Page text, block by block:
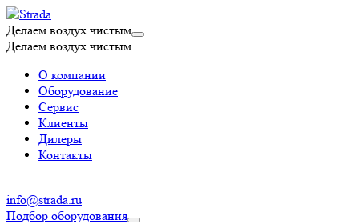
Делаем воздух чистым
Делаем воздух чистым
О компании
Оборудование
Сервис
Клиенты
Дилеры
Контакты
info@strada.ru
Подбор оборудования